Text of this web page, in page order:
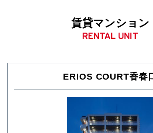
賃貸マンション
RENTAL UNIT
ERIOS COURT香春